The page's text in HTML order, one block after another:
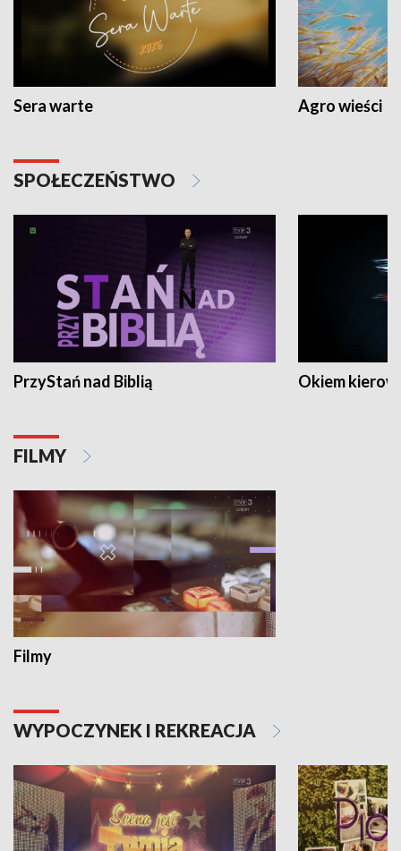
Sera warte Agro wieści
SPOŁECZEŃSTWO
PrzyStań nad Biblią Okiem
FILMY
Filmy
WYPOCZYNEK I REKREACJA